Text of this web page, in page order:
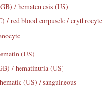
/ hematemesis (US)
/ red blood corpuscle / erythrocyte
(US)
/ hematinuria (US)
(US) / sanguineous